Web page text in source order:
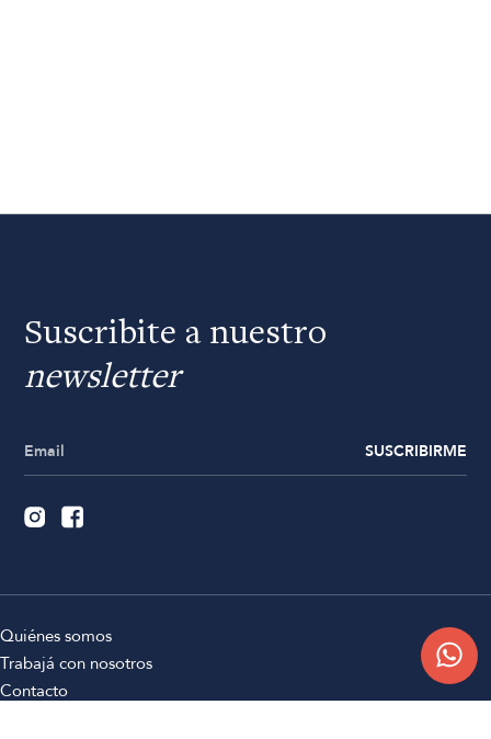
Suscribite a nuestro
newsletter
SUSCRIBIRME
Quiénes somos
Trabajá con nosotros
Contacto